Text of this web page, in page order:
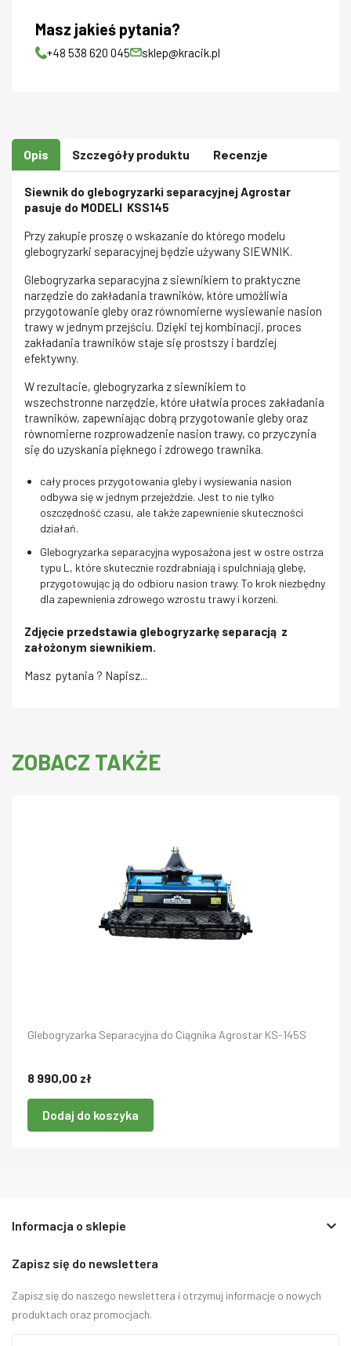
Masz jakieś pytania?
+48 538 620 045 sklep@kracik.pl
Opis Szczegóły produktu Recenzje
Siewnik do glebogryzarki separacyjnej Agrostar
pasuje do MODELI KSS145
Przy zakupie proszę o wskazanie do którego modelu
glebogryzarki separacyjnej będzie używany SIEWNIK.
Glebogryzarka separacyjna z siewnikiem to praktyczne
narzędzie do zakładania trawników, które umożliwia
przygotowanie gleby oraz równomierne wysiewanie nasion
trawy w jednym przejściu. Dzięki tej kombinacji, proces
zakładania trawników staje się prostszy i bardziej
efektywny.
W rezultacie, glebogryzarka z siewnikiem to
wszechstronne narzędzie, które ułatwia proces zakładania
trawników, zapewniając dobrą przygotowanie gleby oraz
równomierne rozprowadzenie nasion trawy, co przyczynia
się do uzyskania pięknego i zdrowego trawnika.
cały proces przygotowania gleby i wysiewania nasion
odbywa się w jednym przejeździe. Jest to nie tylko
oszczędność czasu, ale także zapewnienie skuteczności
działań.
Glebogryzarka separacyjna wyposażona jest w ostre ostrza
typu L, które skutecznie rozdrabniają i spulchniają glebę,
przygotowując ją do odbioru nasion trawy. To krok niezbędny
dla zapewnienia zdrowego wzrostu trawy i korzeni.
Zdjęcie przedstawia glebogryzarkę separacją z
założonym siewnikiem.
Masz pytania ? Napisz...
ZOBACZ TAKŻE
Glebogryzarka Separacyjna do Ciągnika Agrostar KS-145S
8 990,00 zł
Dodaj do koszyka
Informacja o sklepie keyboard_arrow_down
Zapisz się do newslettera
Zapisz się do naszego newslettera i otrzymuj informacje o nowych
produktach oraz promocjach.